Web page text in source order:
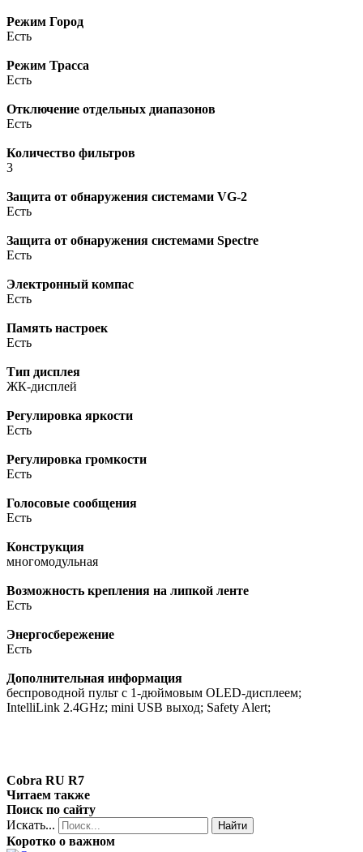
Режим Город
Есть
Режим Трасса
Есть
Отключение отдельных диапазонов
Есть
Количество фильтров
3
Защита от обнаружения системами VG-2
Есть
Защита от обнаружения системами Spectre
Есть
Электронный компас
Есть
Память настроек
Есть
Тип дисплея
ЖК-дисплей
Регулировка яркости
Есть
Регулировка громкости
Есть
Голосовые сообщения
Есть
Конструкция
многомодульная
Возможность крепления на липкой ленте
Есть
Энергосбережение
Есть
Дополнительная информация
беспроводной пульт с 1-дюймовым OLED-дисплеем;
IntelliLink 2.4GHz; mini USB выход; Safety Alert;
Cobra RU R7
Читаем также
Поиск по сайту
Искать...
Найти
Коротко о важном